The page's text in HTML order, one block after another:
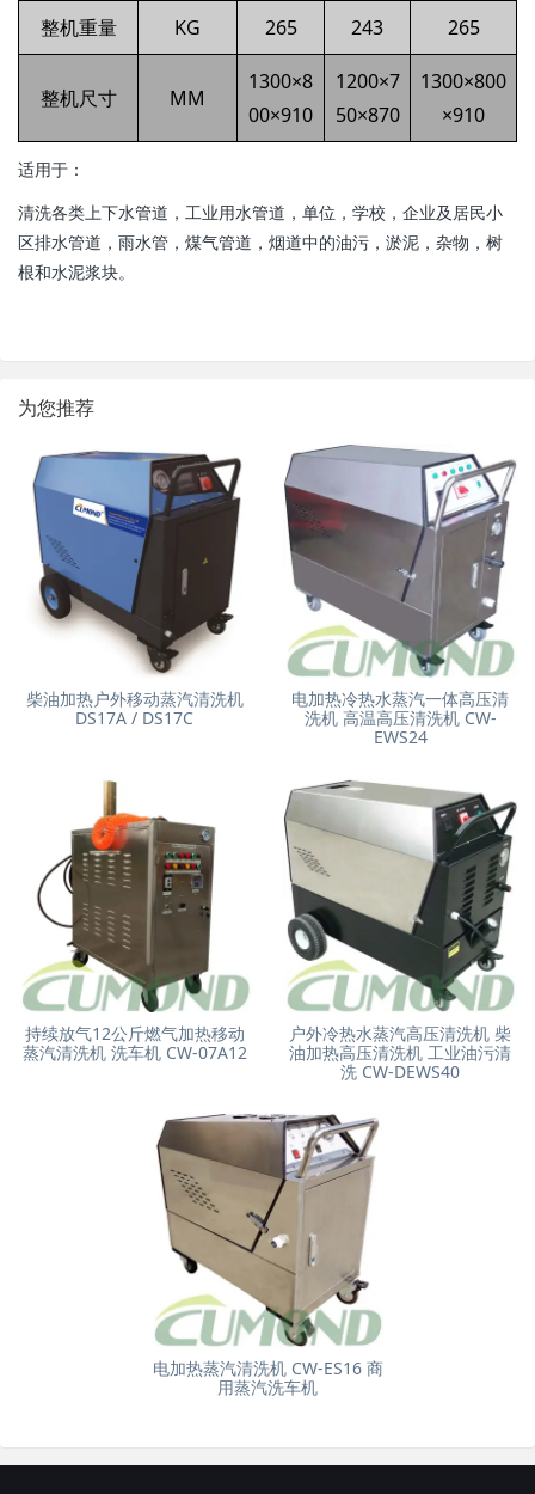
整机重量 KG 265 243 265
整机尺寸 MM
1300×8
00×910
1200×7
50×870
1300×800
×910
适用于：
清洗各类上下水管道，工业用水管道，单位，学校，企业及居民小
区排水管道，雨水管，煤气管道，烟道中的油污，淤泥，杂物，树
根和水泥浆块。
为您推荐
柴油加热户外移动蒸汽清洗机
DS17A / DS17C
电加热冷热水蒸汽一体高压清
洗机 高温高压清洗机 CW-
EWS24
持续放气12公斤燃气加热移动
蒸汽清洗机 洗车机 CW-07A12
户外冷热水蒸汽高压清洗机 柴
油加热高压清洗机 工业油污清
洗 CW-DEWS40
电加热蒸汽清洗机 CW-ES16 商
用蒸汽洗车机